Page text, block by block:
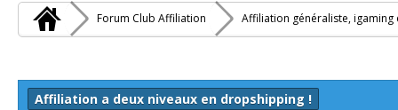
Forum Club Affiliation Affiliation généraliste, igaming
Affiliation a deux niveaux en dropshipping !